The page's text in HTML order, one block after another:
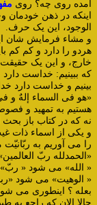
آمده روی چه؟ روی
اینکه در ذهن خودمان
الوجود، این یک حرف.
و مشاء فرمایش شان
هردو را دارد و کم کم
خارج، و این یک
که ببینیم: خداست
بینیم و خداست دارد
«هو فی السماء إلهٌ و
هستیم به تمهید و
نه که در کتاب باز
و یکی از اسماء ذات
را می آوریم به
«الحمدلله ربّ
« الله» می شود «
« الوهیت» می شود
بعله ؟ اینطوری می
حالا الان که راجع به